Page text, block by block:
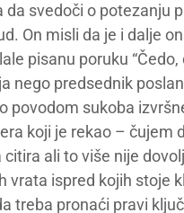
da svedoči o potezanju
On misli da je i dalje
pisanu poruku
nego predsednik
povodom sukoba
koji je rekao – čujem
citira ali to više nije
vrata ispred kojih stoje
treba pronaći pravi